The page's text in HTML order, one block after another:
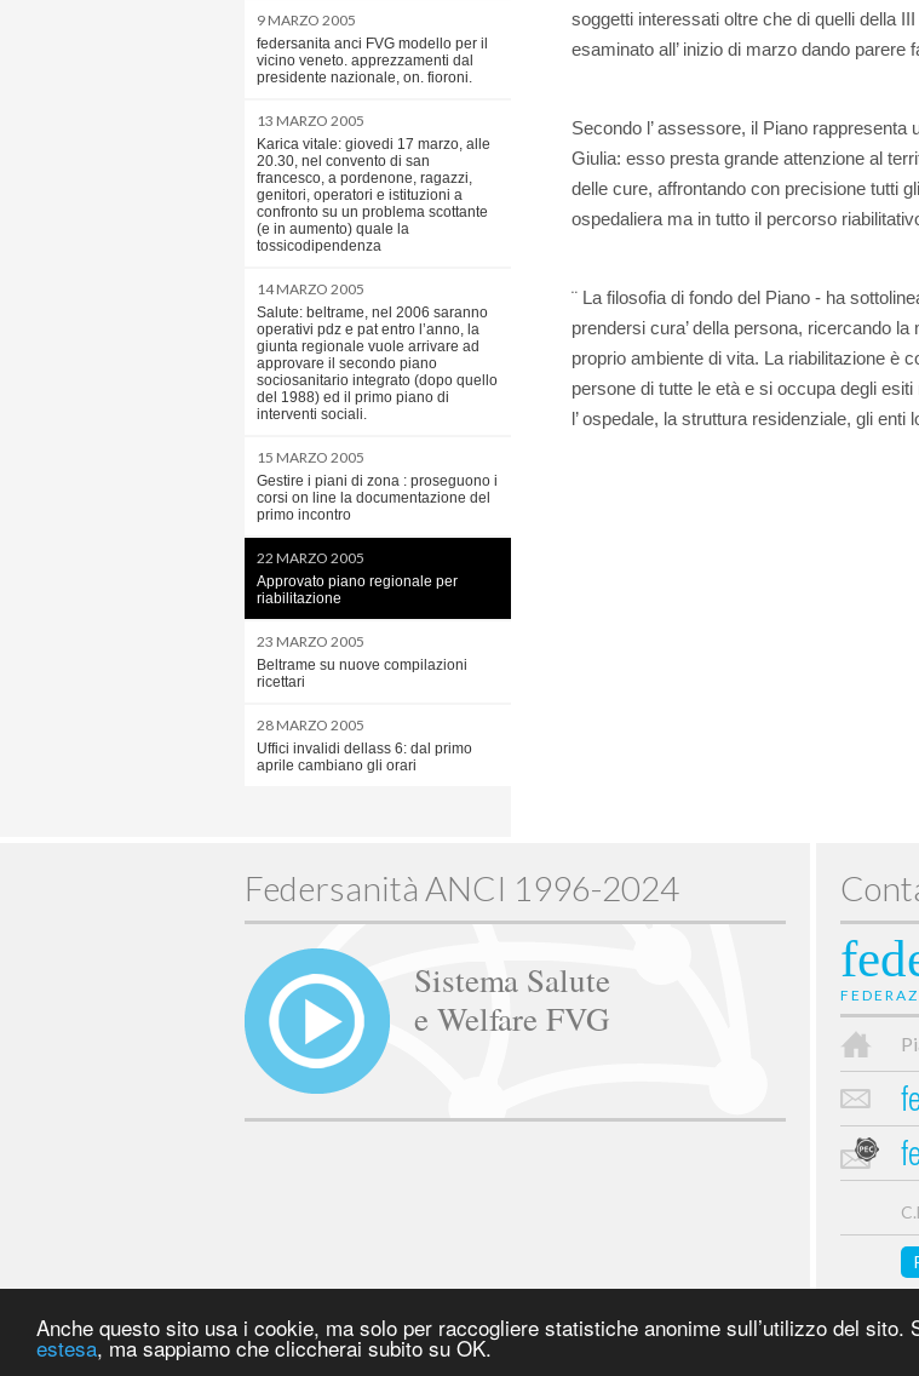
Anche questo sito usa i cookie, ma solo per raccogliere statistiche anonime sull’utilizzo del sito.
estesa, ma sappiamo che cliccherai subito su OK.
9 MARZO 2005
federsanita anci FVG modello per il
vicino veneto. apprezzamenti dal
presidente nazionale, on. fioroni.
13 MARZO 2005
Karica vitale: giovedi 17 marzo, alle
20.30, nel convento di san
francesco, a pordenone, ragazzi,
genitori, operatori e istituzioni a
confronto su un problema scottante
(e in aumento) quale la
tossicodipendenza
14 MARZO 2005
Salute: beltrame, nel 2006 saranno
operativi pdz e pat entro l’anno, la
giunta regionale vuole arrivare ad
approvare il secondo piano
sociosanitario integrato (dopo quello
del 1988) ed il primo piano di
interventi sociali.
15 MARZO 2005
Gestire i piani di zona : proseguono i
corsi on line la documentazione del
primo incontro
22 MARZO 2005
Approvato piano regionale per
riabilitazione
23 MARZO 2005
Beltrame su nuove compilazioni
ricettari
28 MARZO 2005
Uffici invalidi dellass 6: dal primo
aprile cambiano gli orari
soggetti interessati oltre che di quelli della
esaminato all’ inizio di marzo dando parere
Secondo l’ assessore, il Piano
Giulia: esso presta grande attenzione al
delle cure, affrontando con precisione tutti
ospedaliera ma in tutto il percorso
¨ La filosofia di fondo del Piano - ha
prendersi cura’ della persona, ricercando
proprio ambiente di vita. La riabilitazione è
persone di tutte le età e si occupa degli
l’ ospedale, la struttura residenziale, gli enti
Federsanità ANCI 1996-2024
Sistema Salute
e Welfare FVG